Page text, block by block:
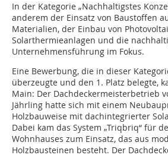
In der Kategorie „Nachhaltigstes
anderem der Einsatz von Baustoffen
Materialien, der Einbau von
Solarthermieanlagen und die
Unternehmensführung im Fokus.
Eine Bewerbung, die in dieser
überzeugte und den 1. Platz belegte,
Main: Der Dachdeckermeisterbetrieb
Jährling hatte sich mit einem
Holzbauweise mit dachintegrierter
Dabei kam das System „Triqbriq“ für
Wohnhauses zum Einsatz, das aus
Holzbausteinen besteht. Der